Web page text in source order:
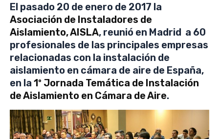
El pasado 20 de enero de 2017 la
Asociación de Instaladores de
Aislamiento, AISLA, reunió en Madrid a 60
profesionales de las principales empresas
relacionadas con la instalación de
aislamiento en cámara de aire de España,
en la 1º Jornada Temática de Instalación
de Aislamiento en Cámara de Aire.